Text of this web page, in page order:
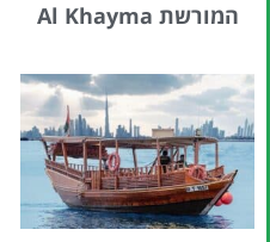
המורשת Al Khayma